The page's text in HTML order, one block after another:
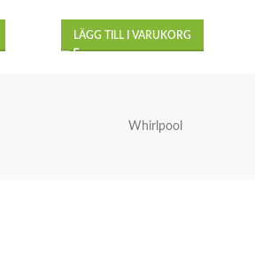
LÄGG TILL I VARUKORG
Whirlpool